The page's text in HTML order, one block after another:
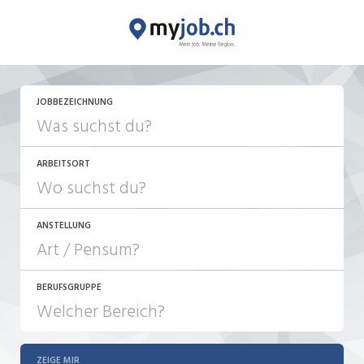
JOBBEZEICHNUNG
ARBEITSORT
ANSTELLUNG
JOB-TYP
Festanstellung
BERUFSGRUPPE
ZEIGE MIR